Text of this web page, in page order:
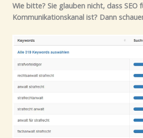
Wie bitte? Sie glauben nicht, dass SEO
Kommunikationskanal ist? Dann